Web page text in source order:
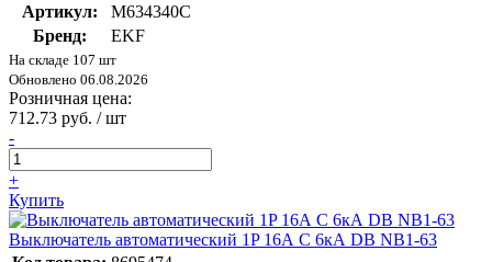
Артикул:
M634340C
Бренд:
EKF
На складе 107 шт
Обновлено 06.08.2026
Розничная цена:
712.73 руб. / шт
-
+
Купить
Выключатель автоматический 1P 16А C 6кА DB NB1-63